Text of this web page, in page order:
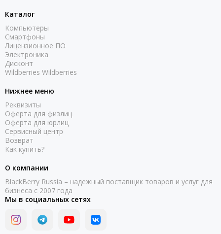
Каталог
Компьютеры
Смартфоны
Лицензионное ПО
Электроника
Дисконт
Wildberries Wildberries
Нижнее меню
Реквизиты
Оферта для физлиц
Оферта для юрлиц
Сервисный центр
Возврат
Как купить?
О компании
BlackBerry Russia – надежный поставщик товаров и услуг для
бизнеса с 2007 года
Мы в социальных сетях